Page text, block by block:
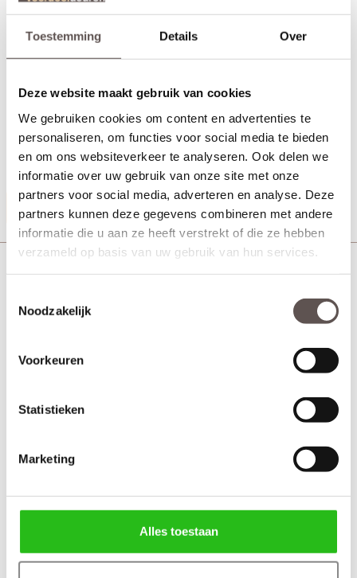
Toestemming Details Over
Deze website maakt gebruik van cookies
We gebruiken cookies om content en advertenties te
personaliseren, om functies voor social media te bieden
en om ons websiteverkeer te analyseren. Ook delen we
informatie over uw gebruik van onze site met onze
partners voor social media, adverteren en analyse. Deze
partners kunnen deze gegevens combineren met andere
informatie die u aan ze heeft verstrekt of die ze hebben
verzameld op basis van uw gebruik van hun services.
Noodzakelijk
Voorkeuren
Statistieken
Marketing
Alles toestaan
+ Grenen stomp kozijn
+ Afmeting 56 x 114 mm
+ Links en rechts bruikbaar
+ Afgewerkt met een zwarte grondverf
+ Geschikt stompe binnendeuren tot 231.5 cm
+ Uit voorraad leverbaar
Productinformatie
Technische gegevens
+ Grenen stomp kozijn
+ Afmeting 56 x 90 mm